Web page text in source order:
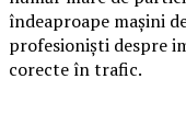
îndeaproape mașini
profesioniști despre
corecte în trafic.